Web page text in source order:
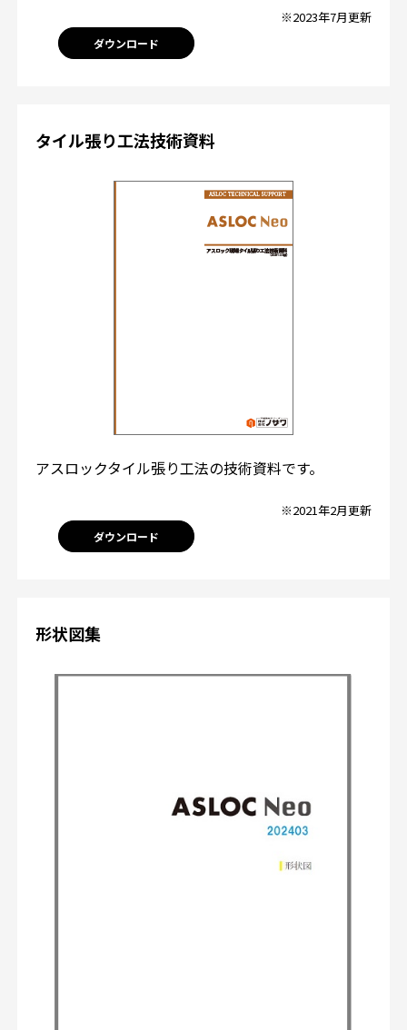
※2023年7月更新
ダウンロード
タイル張り工法技術資料
アスロックタイル張り工法の技術資料です。
※2021年2月更新
ダウンロード
形状図集